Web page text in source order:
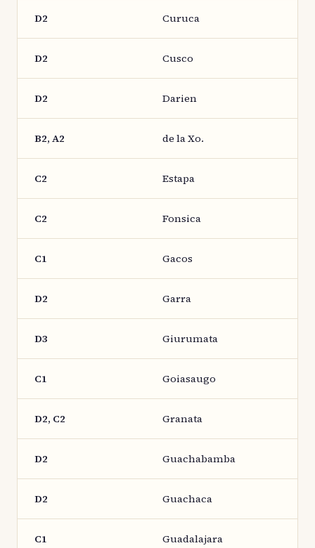
D2 Curuca
D2 Cusco
D2 Darien
B2, A2 de la Xo.
C2 Estapa
C2 Fonsica
C1 Gacos
D2 Garra
D3 Giurumata
C1 Goiasaugo
D2, C2 Granata
D2 Guachabamba
D2 Guachaca
C1 Guadalajara